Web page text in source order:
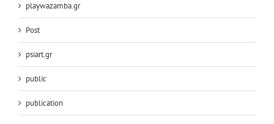
playwazamba.gr
Post
psiart.gr
public
publication